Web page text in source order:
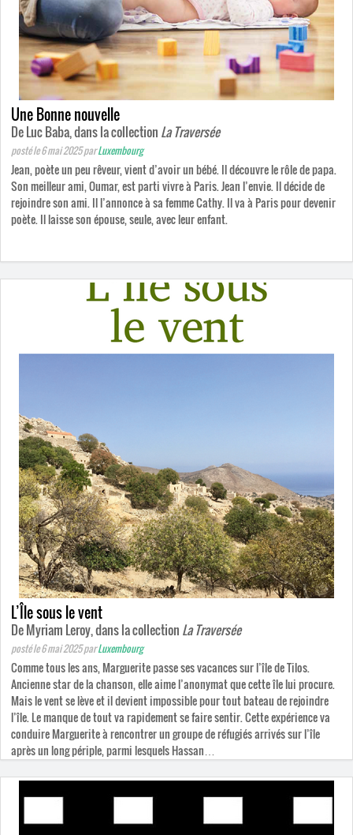
Une Bonne nouvelle
De Luc Baba, dans la collection La Traversée
posté le 6 mai 2025parLuxembourg
Jean, poète un peu rêveur, vient d’avoir un bébé. Il découvre le rôle de papa.
Son meilleur ami, Oumar, est parti vivre à Paris. Jean l’envie. Il décide de
rejoindre son ami. Il l’annonce à sa femme Cathy. Il va à Paris pour devenir
poète. Il laisse son épouse, seule, avec leur enfant.
L’Île sous le vent
De Myriam Leroy, dans la collection La Traversée
posté le 6 mai 2025parLuxembourg
Comme tous les ans, Marguerite passe ses vacances sur l’île de Tilos.
Ancienne star de la chanson, elle aime l’anonymat que cette île lui procure.
Mais le vent se lève et il devient impossible pour tout bateau de rejoindre
l’île. Le manque de tout va rapidement se faire sentir. Cette expérience va
conduire Marguerite à rencontrer un groupe de réfugiés arrivés sur l’île
après un long périple, parmi lesquels Hassan…